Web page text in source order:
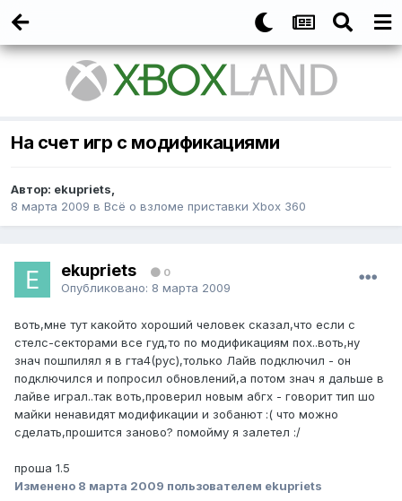
На счет игр с модификациями
Автор: ekupriets,
8 марта 2009 в Всё о взломе приставки Xbox 360
ekupriets 0
Опубликовано: 8 марта 2009
воть,мне тут какойто хороший человек сказал,что если с
стелс-секторами все гуд,то по модификациям пох..воть,ну
знач пошпилял я в гта4(рус),только Лайв подключил - он
подключился и попросил обновлений,а потом знач я дальше в
лайве играл..так воть,проверил новым абгх - говорит тип шо
майки ненавидят модификации и зобанют :( что можно
сделать,прошится заново? помойму я залетел :/
проша 1.5
Изменено 8 марта 2009 пользователем ekupriets